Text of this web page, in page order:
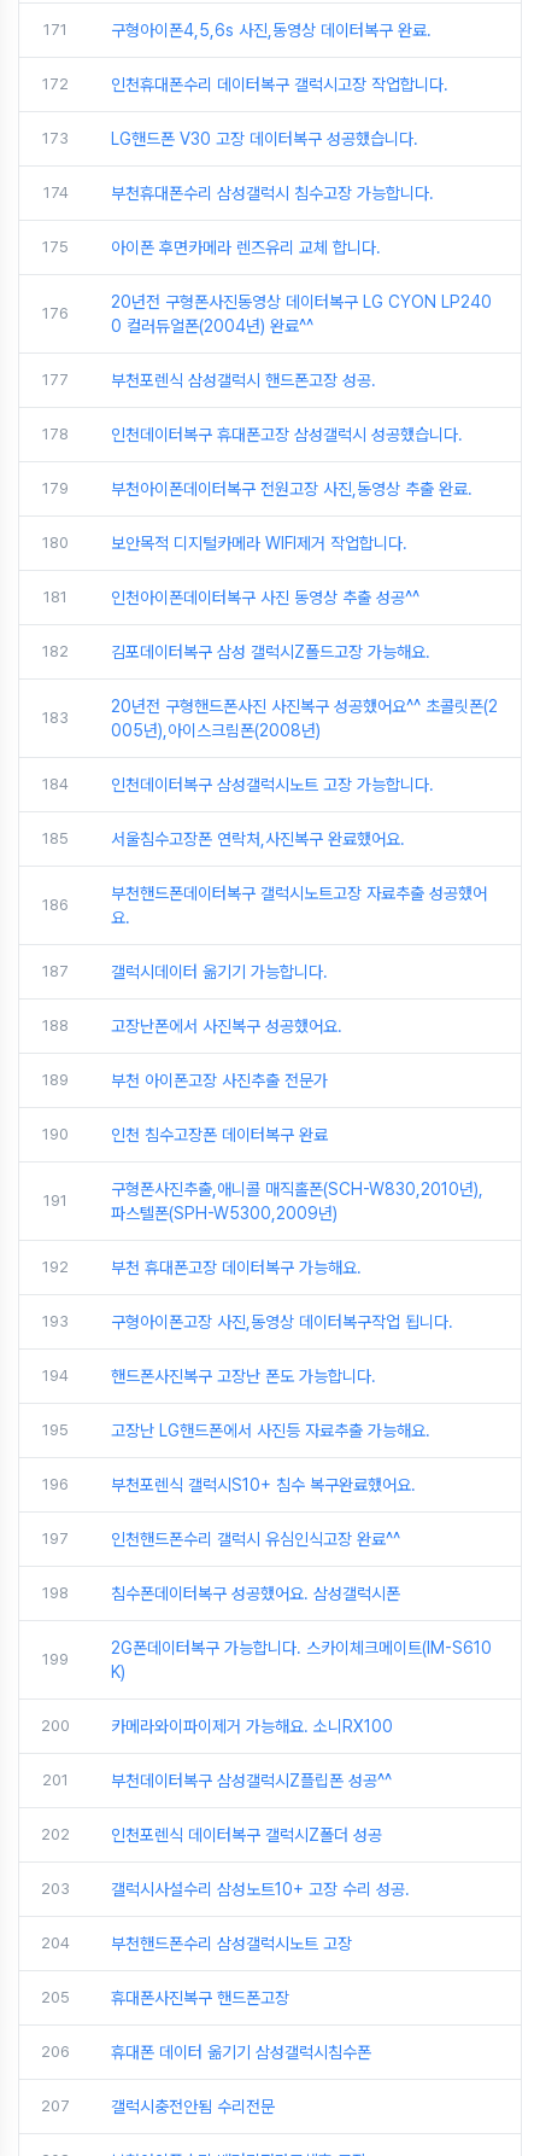
171 구형아이폰4,5,6s 사진,동영상 데이터복구 완료.
172 인천휴대폰수리 데이터복구 갤럭시고장 작업합니다.
173 LG핸드폰 V30 고장 데이터복구 성공했습니다.
174 부천휴대폰수리 삼성갤럭시 침수고장 가능합니다.
175 아이폰 후면카메라 렌즈유리 교체 합니다.
176
20년전 구형폰사진동영상 데이터복구 LG CYON LP240
0 컬러듀얼폰(2004년) 완료^^
177 부천포렌식 삼성갤럭시 핸드폰고장 성공.
178 인천데이터복구 휴대폰고장 삼성갤럭시 성공했습니다.
179 부천아이폰데이터복구 전원고장 사진,동영상 추출 완료.
180 보안목적 디지털카메라 WIFI제거 작업합니다.
181 인천아이폰데이터복구 사진 동영상 추출 성공^^
182 김포데이터복구 삼성 갤럭시Z폴드고장 가능해요.
183
20년전 구형핸드폰사진 사진복구 성공했어요^^ 초콜릿폰(2
005년),아이스크림폰(2008년)
184 인천데이터복구 삼성갤럭시노트 고장 가능합니다.
185 서울침수고장폰 연락처,사진복구 완료했어요.
186
부천핸드폰데이터복구 갤럭시노트고장 자료추출 성공했어
요.
187 갤럭시데이터 옮기기 가능합니다.
188 고장난폰에서 사진복구 성공했어요.
189 부천 아이폰고장 사진추출 전문가
190 인천 침수고장폰 데이터복구 완료
191
구형폰사진추출,애니콜 매직홀폰(SCH-W830,2010년),
파스텔폰(SPH-W5300,2009년)
192 부천 휴대폰고장 데이터복구 가능해요.
193 구형아이폰고장 사진,동영상 데이터복구작업 됩니다.
194 핸드폰사진복구 고장난 폰도 가능합니다.
195 고장난 LG핸드폰에서 사진등 자료추출 가능해요.
196 부천포렌식 갤럭시S10+ 침수 복구완료했어요.
197 인천핸드폰수리 갤럭시 유심인식고장 완료^^
198 침수폰데이터복구 성공했어요. 삼성갤럭시폰
199
2G폰데이터복구 가능합니다. 스카이체크메이트(IM-S610
K)
200 카메라와이파이제거 가능해요. 소니RX100
201 부천데이터복구 삼성갤럭시Z플립폰 성공^^
202 인천포렌식 데이터복구 갤럭시Z폴더 성공
203 갤럭시사설수리 삼성노트10+ 고장 수리 성공.
204 부천핸드폰수리 삼성갤럭시노트 고장
205 휴대폰사진복구 핸드폰고장
206 휴대폰 데이터 옮기기 삼성갤럭시침수폰
207 갤럭시충전안됨 수리전문